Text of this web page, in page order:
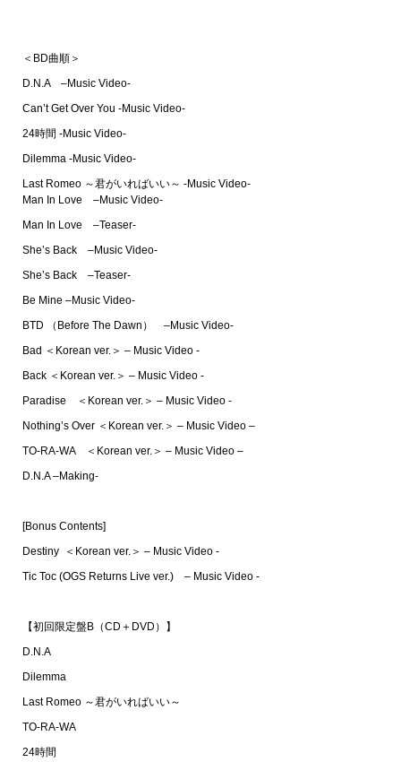
＜BD曲順＞
D.N.A –Music Video-
Can’t Get Over You -Music Video-
24時間 -Music Video-
Dilemma -Music Video-
Last Romeo ～君がいればいい～ -Music Video-
Man In Love –Music Video-
Man In Love –Teaser-
She’s Back –Music Video-
She’s Back –Teaser-
Be Mine –Music Video-
BTD （Before The Dawn） –Music Video-
Bad ＜Korean ver.＞ – Music Video -
Back ＜Korean ver.＞ – Music Video -
Paradise ＜Korean ver.＞ – Music Video -
Nothing’s Over ＜Korean ver.＞ – Music Video –
TO-RA-WA ＜Korean ver.＞ – Music Video –
D.N.A –Making-
[Bonus Contents]
Destiny ＜Korean ver.＞ – Music Video -
Tic Toc (OGS Returns Live ver.) – Music Video -
【初回限定盤B（CD＋DVD）】
D.N.A
Dilemma
Last Romeo ～君がいればいい～
TO-RA-WA
24時間